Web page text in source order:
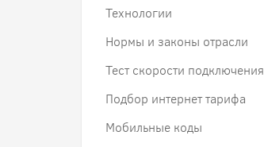
Технологии
Нормы и законы отрасли
Тест скорости подключения
Подбор интернет тарифа
Мобильные коды